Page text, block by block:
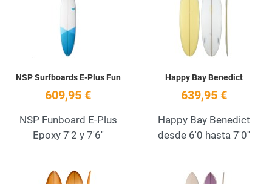
NSP Surfboards E-Plus Fun
609,95 €
NSP Funboard E-Plus
Epoxy 7'2 y 7'6''
Happy Bay Benedict
639,95 €
Happy Bay Benedict
desde 6'0 hasta 7'0''
Add to Wishlist